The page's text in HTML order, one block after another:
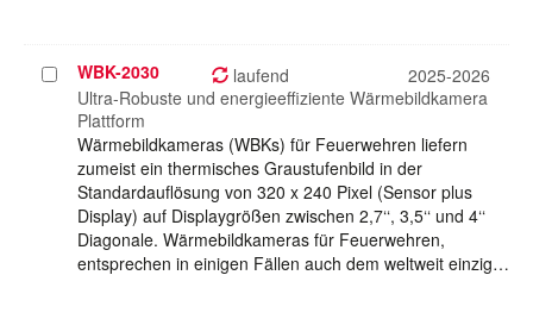
Projekt
auswählen
WBK-2030 laufend
2025-2026
Ultra-Robuste und energieeffiziente Wärmebildkamera
Plattform
Wärmebildkameras (WBKs) für Feuerwehren liefern
zumeist ein thermisches Graustufenbild in der
Standardauflösung von 320 x 240 Pixel (Sensor plus
Display) auf Displaygrößen zwischen 2,7‘‘, 3,5‘‘ und 4‘‘
Diagonale. Wärmebildkameras für Feuerwehren,
entsprechen in einigen Fällen auch dem weltweit einzig…